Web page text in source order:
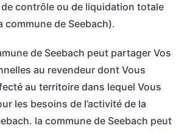
contrôle ou de liquidation totale
commune de Seebach).
de Seebach peut partager Vos
au revendeur dont Vous
au territoire dans lequel Vous
les besoins de l’activité de la
la commune de Seebach peut